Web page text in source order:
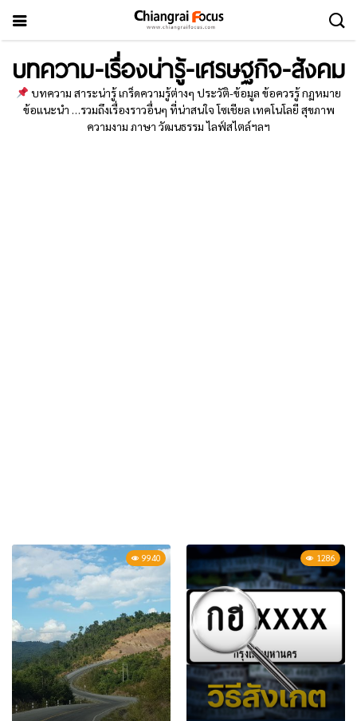
บทความ-เรื่องน่ารู้-เศรษฐกิจ-สังคม
บทความ สาระน่ารู้ เกร็ดความรู้ต่างๆ ประวัติ-ข้อมูล ข้อควรรู้ กฏหมาย
ข้อแนะนำ …รวมถึงเรื่องราวอื่นๆ ที่น่าสนใจ โซเชียล เทคโนโลยี สุขภาพ
ความงาม ภาษา วัฒนธรรม ไลฟ์สไตล์ฯลฯ
9940 1286